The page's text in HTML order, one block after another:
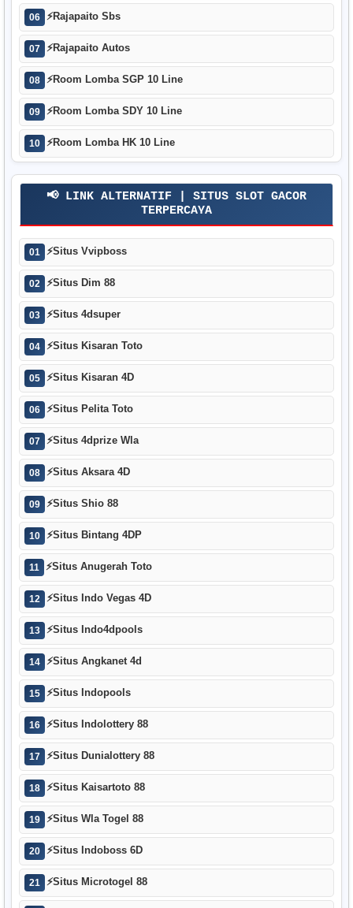
06 ⚡Rajapaito Sbs
07 ⚡Rajapaito Autos
08 ⚡Room Lomba SGP 10 Line
09 ⚡Room Lomba SDY 10 Line
10 ⚡Room Lomba HK 10 Line
📢 LINK ALTERNATIF | SITUS SLOT GACOR
TERPERCAYA
01 ⚡Situs Vvipboss
02 ⚡Situs Dim 88
03 ⚡Situs 4dsuper
04 ⚡Situs Kisaran Toto
05 ⚡Situs Kisaran 4D
06 ⚡Situs Pelita Toto
07 ⚡Situs 4dprize Wla
08 ⚡Situs Aksara 4D
09 ⚡Situs Shio 88
10 ⚡Situs Bintang 4DP
11 ⚡Situs Anugerah Toto
12 ⚡Situs Indo Vegas 4D
13 ⚡Situs Indo4dpools
14 ⚡Situs Angkanet 4d
15 ⚡Situs Indopools
16 ⚡Situs Indolottery 88
17 ⚡Situs Dunialottery 88
18 ⚡Situs Kaisartoto 88
19 ⚡Situs Wla Togel 88
20 ⚡Situs Indoboss 6D
21 ⚡Situs Microtogel 88